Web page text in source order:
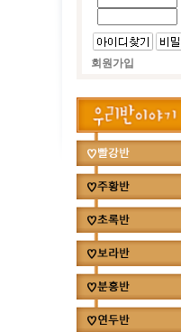
회원가입